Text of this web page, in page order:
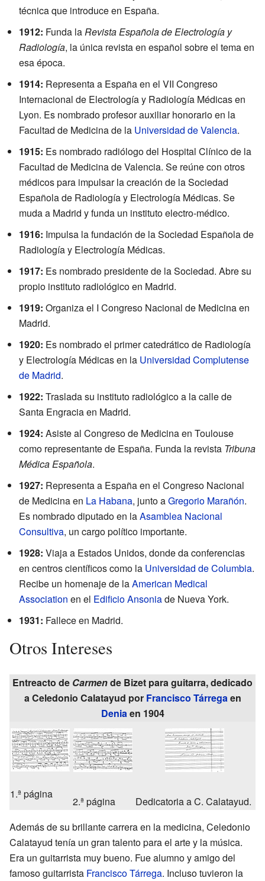
técnica que introduce en España.
1912: Funda laRevista Española de Electrología y
Radiología, la única revista en español sobre el tema en
esa época.
1914: Representa a España en el VII Congreso
Internacional de Electrología y Radiología Médicas en
Lyon. Es nombrado profesor auxiliar honorario en la
Facultad de Medicina de la Universidad de Valencia.
1915: Es nombrado radiólogo del Hospital Clínico de la
Facultad de Medicina de Valencia. Se reúne con otros
médicos para impulsar la creación de la Sociedad
Española de Radiología y Electrología Médicas. Se
muda a Madrid y funda un instituto electro-médico.
1916: Impulsa la fundación de la Sociedad Española de
Radiología y Electrología Médicas.
1917: Es nombrado presidente de la Sociedad. Abre su
propio instituto radiológico en Madrid.
1919: Organiza el I Congreso Nacional de Medicina en
Madrid.
1920: Es nombrado el primer catedrático de Radiología
y Electrología Médicas en la Universidad Complutense
de Madrid.
1922: Traslada su instituto radiológico a la calle de
Santa Engracia en Madrid.
1924: Asiste al Congreso de Medicina en Toulouse
como representante de España. Funda la revista Tribuna
Médica Española.
1927: Representa a España en el Congreso Nacional
de Medicina en La Habana, junto aGregorio Marañón.
Es nombrado diputado en laAsamblea Nacional
Consultiva, un cargo político importante.
1928: Viaja a Estados Unidos, donde da conferencias
en centros científicos como la Universidad de Columbia.
Recibe un homenaje de laAmerican Medical
Association en el Edificio Ansoniade Nueva York.
1931: Fallece en Madrid.
Otros Intereses
Entreacto de Carmende Bizet para guitarra, dedicado
a Celedonio Calatayud por Francisco Tárregaen
Deniaen 1904
1.ª página
2.ª página
Dedicatoria a C. Calatayud.
Además de su brillante carrera en la medicina, Celedonio
Calatayud tenía un gran talento para el arte y la música.
Era un guitarrista muy bueno. Fue alumno y amigo del
famoso guitarrista Francisco Tárrega. Incluso tuvieron la